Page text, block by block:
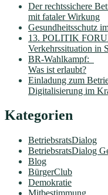
Der rechtssichere
mit fataler Wirkung
Gesundheitsschutz
13. POLITIK
Verkehrssituation in
BR-Wahlkampf:
Was ist erlaubt?
Einladung zum
Digitalisierung im
Kategorien
BetriebsratsDialog
BetriebsratsDialog
Blog
BürgerClub
Demokratie